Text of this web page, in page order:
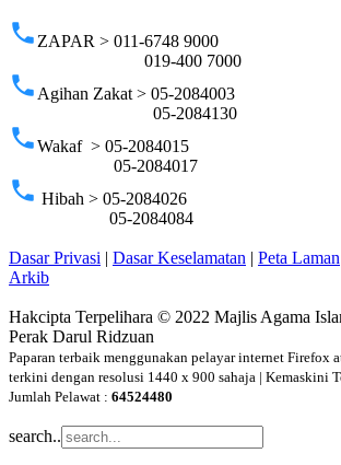
phoneZAPAR > 011-6748 9000
019-400 7000
phoneAgihan Zakat > 05-2084003
05-2084130
phoneWakaf > 05-2084015
05-2084017
phone Hibah > 05-2084026
05-2084084
Dasar Privasi Dasar Keselamatan Peta Laman
Arkib
Hakcipta Terpelihara © 2022 Majlis Agama
Perak Darul Ridzuan
Paparan terbaik menggunakan pelayar internet Firefox
terkini dengan resolusi 1440 x 900 sahaja | Kemaskini
Jumlah Pelawat : 64524480
search..